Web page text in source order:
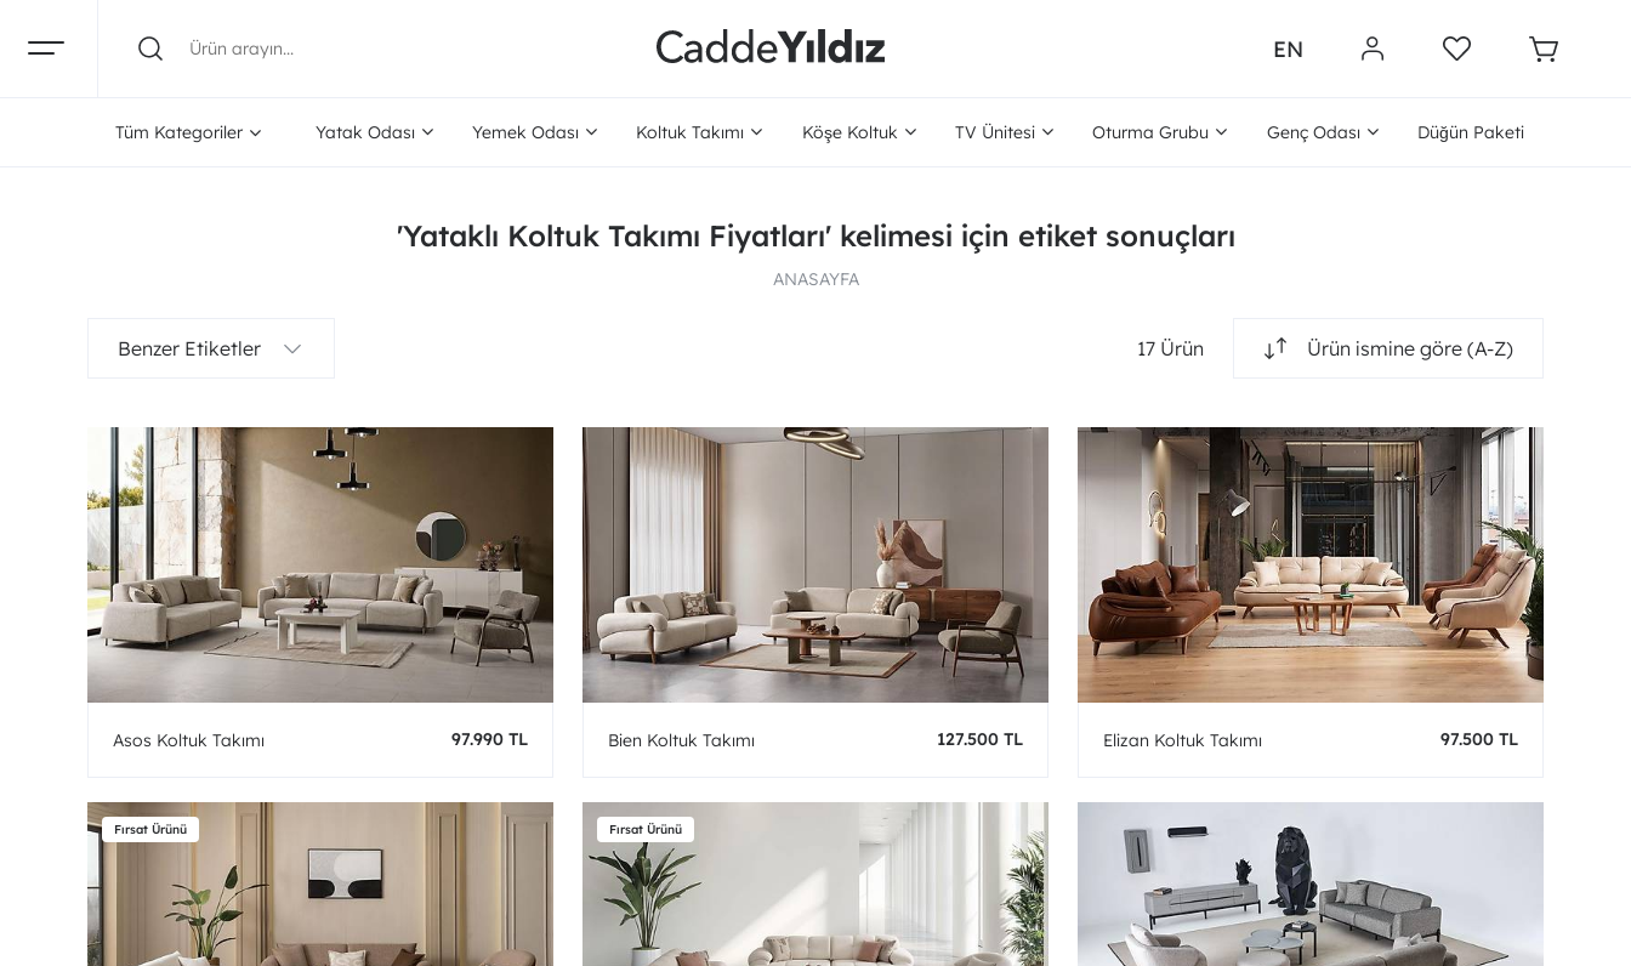
EN
Tüm Kategoriler Yatak Odası Yemek Odası Koltuk Takımı Köşe Koltuk TV Ünitesi Oturma Grubu Genç Odası Düğün Paketi
'Yataklı Koltuk Takımı Fiyatları' kelimesi için etiket sonuçları
ANASAYFA
Benzer Etiketler 17 Ürün Ürün ismine göre (A-Z)
Asos Koltuk Takımı 97.990 TL Bien Koltuk Takımı 127.500 TL Elizan Koltuk Takımı 97.500 TL